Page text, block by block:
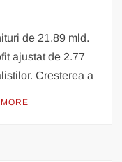
de 21.89 mld.
ajustat de 2.77
Cresterea a